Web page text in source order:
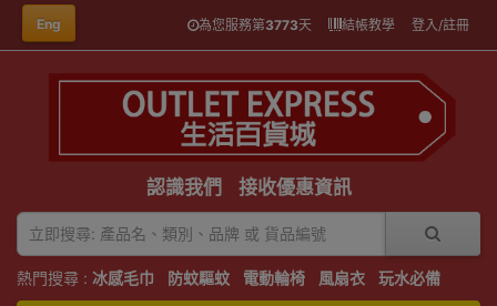
Eng 為您服務第3773天 結帳教學 登入/註冊
認識我們 接收優惠資訊
熱門搜尋 : 冰感毛巾 防蚊驅蚊 電動輪椅 風扇衣 玩水必備